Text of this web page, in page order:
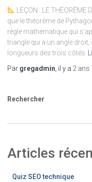
LEÇON : LE THÉORÈME
que le théorème de
règle mathématique qui
triangle qui a un angle droit,
longueurs des trois côtés
Par gregadmin , il y a 2 ans
Rechercher
Articles
Quiz SEO technique